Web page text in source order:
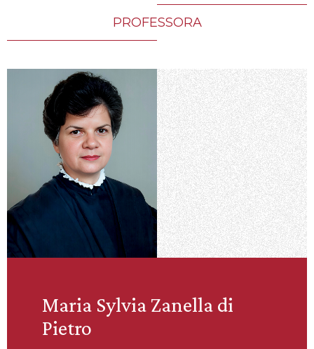
PROFESSORA
Maria Sylvia Zanella di
Pietro